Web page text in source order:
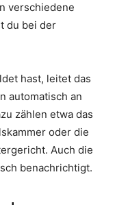
verschiedene
du bei der
hast, leitet das
automatisch an
zählen etwa das
oder die
Auch die
benachrichtigt.